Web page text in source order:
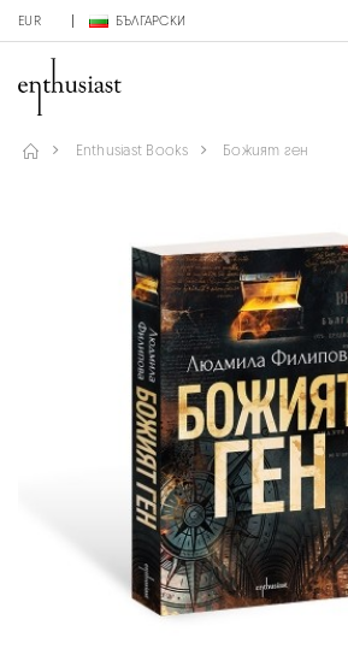
EUR БЪЛГАРСКИ
Enthusiast Books Божият ген